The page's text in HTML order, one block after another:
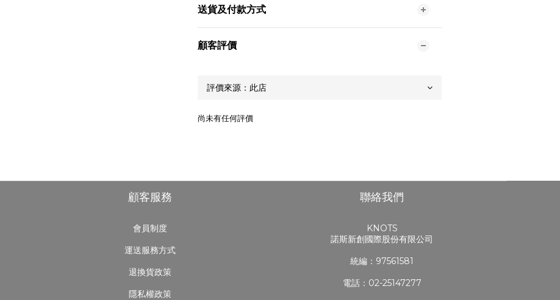
送貨及付款方式
顧客評價
尚未有任何評價
顧客服務
會員制度
運送服務方式
退換貨政策
隱私權政策
聯絡我們
KNOTS
諾斯新創國際股份有限公司
統編：97561581
電話：02-25147277